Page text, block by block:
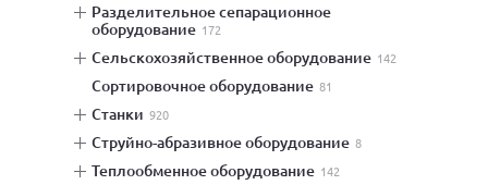
разделительное сепарационное
оборудование 172
сельскохозяйственное оборудование 142
сортировочное оборудование 81
станки 920
струйно-абразивное оборудование 8
теплообменное оборудование 142